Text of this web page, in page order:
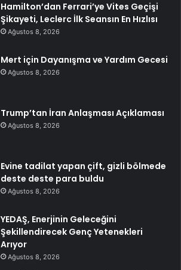
Hamilton’dan Ferrari’ye Vites Geçişi
Şikayeti, Leclerc İlk Seansın En Hızlısı
Ağustos 8, 2026
Mert için Dayanışma ve Yardım Gecesi
Ağustos 8, 2026
Trump’tan İran Anlaşması Açıklaması
Ağustos 8, 2026
Evine tadilat yapan çift, gizli bölmede
deste deste para buldu
Ağustos 8, 2026
YEDAŞ, Enerjinin Geleceğini
Şekillendirecek Genç Yetenekleri
Arıyor
Ağustos 8, 2026